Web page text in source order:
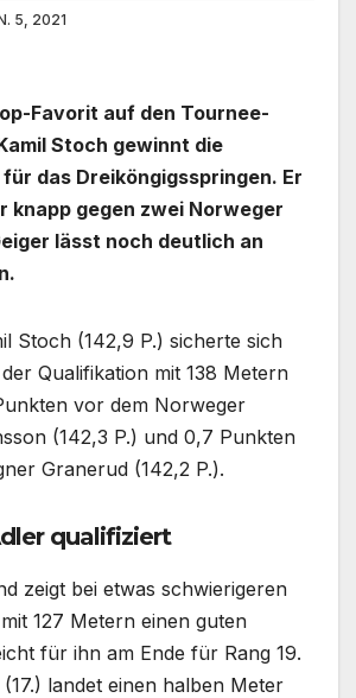
5, 2021
Favorit auf den Tournee-
Stoch gewinnt die
das Dreiköngigsspringen. Er
knapp gegen zwei Norweger
lässt noch deutlich an
Stoch (142,9 P.) sicherte sich
Qualifikation mit 138 Metern
vor dem Norweger
(142,3 P.) und 0,7 Punkten
Granerud (142,2 P.).
qualifiziert
zeigt bei etwas schwierigeren
127 Metern einen guten
für ihn am Ende für Rang 19.
landet einen halben Meter